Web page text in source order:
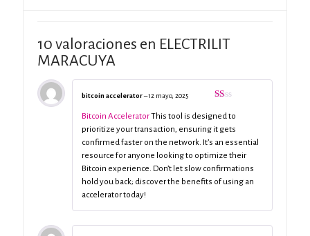
10 valoraciones en ELECTRILIT
MARACUYA
con
1
de
5
bitcoin accelerator–12 mayo, 2025
Bitcoin AcceleratorThis tool is designed to
prioritize your transaction, ensuring it gets
confirmed faster on the network. It’s an essential
resource for anyone looking to optimize their
Bitcoin experience. Don’t let slow confirmations
hold you back; discover the benefits of using an
accelerator today!